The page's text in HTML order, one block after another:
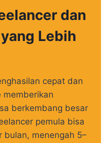
dan
Lebih
cepat dan
berkembang besar
pemula bisa
bulan, menengah 5–